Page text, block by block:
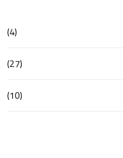
(4)
(27)
(10)